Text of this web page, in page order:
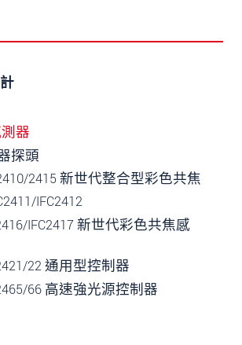
器
探頭
2415 新世代整合型彩色共焦
IFC2412
IFC2417 新世代彩色共焦感
22 通用型控制器
66 高速強光源控制器